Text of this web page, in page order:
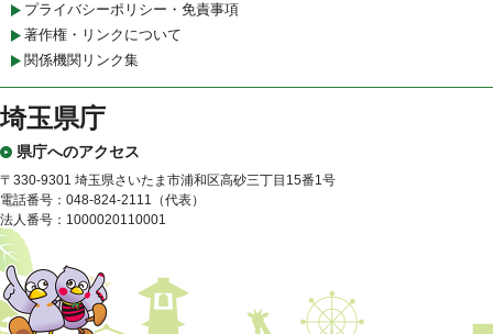
プライバシーポリシー・免責事項
著作権・リンクについて
関係機関リンク集
埼玉県庁
県庁へのアクセス
〒330-9301 埼玉県さいたま市浦和区高砂三丁目15番1号
電話番号：048-824-2111（代表）
法人番号：1000020110001